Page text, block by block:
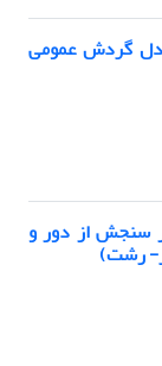
گردش عمومی
سنجش از دور و
رشت)